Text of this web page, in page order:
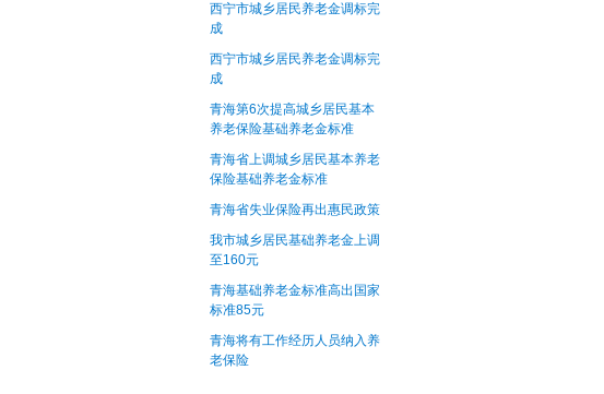
西宁市城乡居民养老金调标完
成
西宁市城乡居民养老金调标完
成
青海第6次提高城乡居民基本
养老保险基础养老金标准
青海省上调城乡居民基本养老
保险基础养老金标准
青海省失业保险再出惠民政策
我市城乡居民基础养老金上调
至160元
青海基础养老金标准高出国家
标准85元
青海将有工作经历人员纳入养
老保险